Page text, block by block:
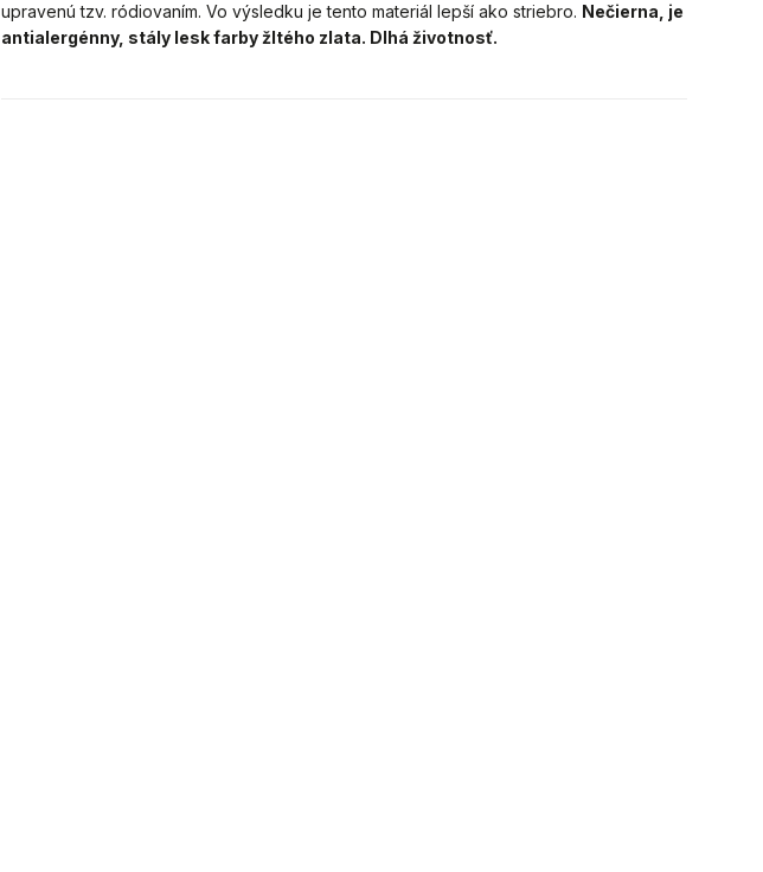
upravenú tzv. ródiovaním.Vo výsledku je tento materiál lepší ako striebro. Nečierna, je
antialergénny, stály lesk farby žltého zlata. Dlhá životnosť.